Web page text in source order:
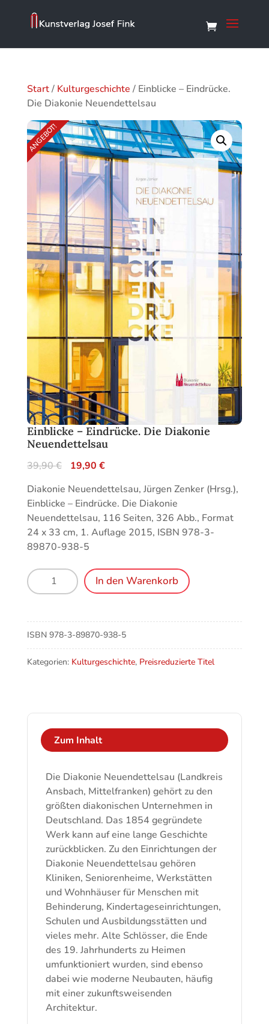
Start/ Kulturgeschichte / Einblicke – Eindrücke.
Die Diakonie Neuendettelsau
ANGEBOT!
Einblicke – Eindrücke. Die Diakonie
Neuendettelsau
39,90€
Ursprünglicher
war:
39,90 €
19,90 €Aktueller
ist:
19,90 €.
Diakonie Neuendettelsau, Jürgen Zenker (Hrsg.),
Einblicke – Eindrücke. Die Diakonie
Neuendettelsau, 116 Seiten, 326 Abb., Format
24 x 33 cm, 1. Auflage 2015, ISBN 978-3-
89870-938-5
Einblicke
–
Die
Diakonie
Neuendettelsau
Menge
In den Warenkorb
ISBN 978-3-89870-938-5
Kategorien: Kulturgeschichte, Preisreduzierte Titel
Zum Inhalt
Die Diakonie Neuendettelsau (Landkreis
Ansbach, Mittelfranken) gehört zu den
größten diakonischen Unternehmen in
Deutschland. Das 1854 gegründete
Werk kann auf eine lange Geschichte
zurückblicken. Zu den Einrichtungen der
Diakonie Neuendettelsau gehören
Kliniken, Seniorenheime, Werkstätten
und Wohnhäuser für Menschen mit
Behinderung, Kindertageseinrichtungen,
Schulen und Ausbildungsstätten und
vieles mehr. Alte Schlösser, die Ende
des 19. Jahrhunderts zu Heimen
umfunktioniert wurden, sind ebenso
dabei wie moderne Neubauten, häufig
mit einer zukunftsweisenden
Architektur.